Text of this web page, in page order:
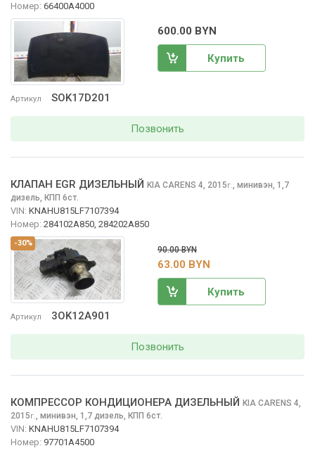
Артикул SOK17D201
Номер: 66400A4000
600.00 BYN
Купить
Позвонить
-30%
Артикул 3OK12A901
КЛАПАН EGR ДИЗЕЛЬНЫЙ KIA CARENS 4, 2015г., минивэн, 1,7
дизель, КПП 6ст.
VIN: KNAHU815LF7107394
Номер: 284102A850, 284202A850
90.00 BYN
63.00 BYN
Купить
Позвонить
КОМПРЕССОР КОНДИЦИОНЕРА ДИЗЕЛЬНЫЙ KIA CARENS 4,
2015г., минивэн, 1,7 дизель, КПП 6ст.
VIN: KNAHU815LF7107394
Номер: 97701A4500